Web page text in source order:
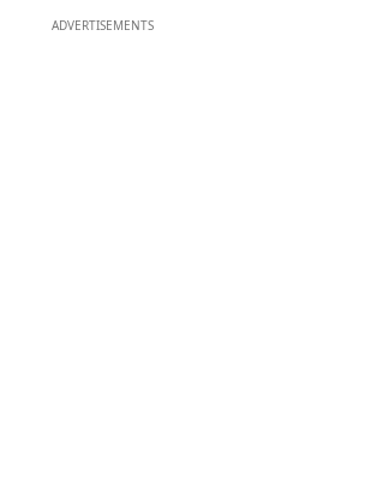
ADVERTISEMENTS